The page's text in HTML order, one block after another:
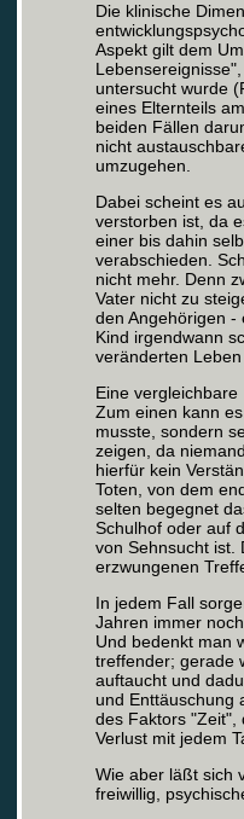
Die klinische
Aspekt gilt dem
untersucht wurde
eines Elternteils
beiden Fällen
nicht
umzugehen.
Dabei scheint es
verstorben ist, da
einer bis dahin
verabschieden.
nicht mehr. Denn
Vater nicht zu
den Angehörigen -
Kind irgendwann
veränderten
Eine
Zum einen kann
musste, sondern
zeigen, da
hierfür kein
Toten, von dem
selten begegnet
Schulhof oder auf
von Sehnsucht ist.
erzwungenen
In jedem Fall
Jahren immer
Und bedenkt man
treffender; gerade
auftaucht und
und Enttäuschung
des Faktors "Zeit",
Verlust mit jedem
Wie aber läßt sich
freiwillig,